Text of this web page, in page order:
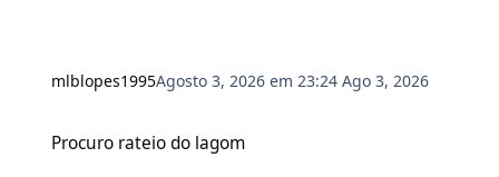
mlblopes1995Agosto 3, 2026 em 23:24Ago 3, 2026
Procuro rateio do lagom